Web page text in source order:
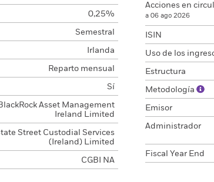
0,25%
Semestral
Irlanda
Reparto mensual
Sí
Asset Management
Ireland Limited
Street Custodial Services
(Ireland) Limited
CGBI NA
Acciones en
a 06 ago 2026
ISIN
Uso de los
Estructura
Metodología
Emisor
Administrador
Fiscal Year End